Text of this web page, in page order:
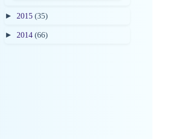
► 2015 (35)
► 2014 (66)